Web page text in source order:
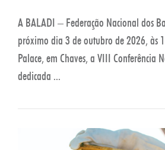
A BALADI – Federação Nacional dos
próximo dia 3 de outubro de 2026, às
Palace, em Chaves, a VIII Conferência
dedicada ...